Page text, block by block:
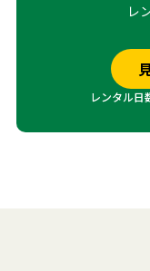
レ
レンタル日